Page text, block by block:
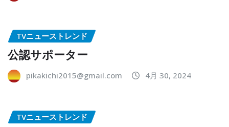
TVニューストレンド
公認サポーター
pikakichi2015@gmail.com 4月 30, 2024
TVニューストレンド